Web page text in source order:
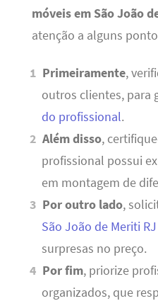
móveis em São João
atenção a alguns
Primeiramente,
outros clientes, para
do profissional.
Além disso,
profissional possui
em montagem de
Por outro lado,
São João de Meriti RJ
surpresas no preço.
Por fim, priorize
organizados, que